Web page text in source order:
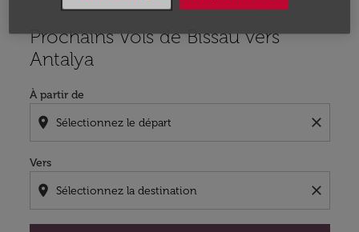
Prochains Vols de Bissau vers
Antalya
À partir de
location_on close
Vers
location_on close
Aucun tarif trouvé pour les options populaires